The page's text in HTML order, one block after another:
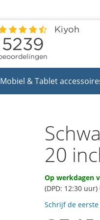
Mobiel & Tablet
20
Op werkdagen
(DPD: 12:30 uur)
Schrijf de